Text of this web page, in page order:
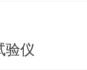
验仪